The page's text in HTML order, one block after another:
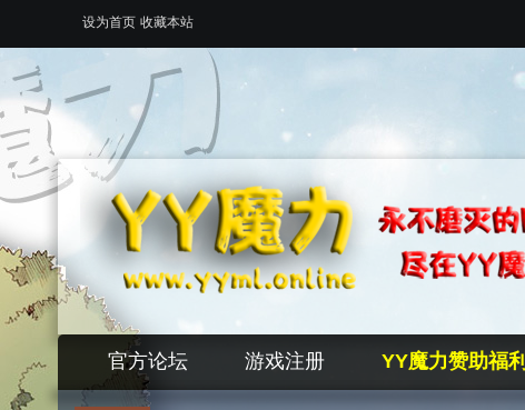
设为首页 收藏本站
官方论坛 游戏注册 YY魔力赞助福利